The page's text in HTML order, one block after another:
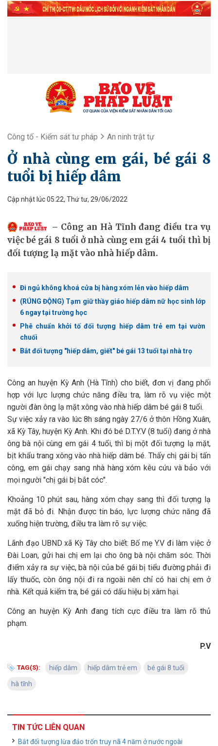
Công tố - Kiểm sát tư pháp An ninh trật tự
Ở nhà cùng em gái, bé gái 8
tuổi bị hiếp dâm
Cập nhật lúc 05:22, Thứ tư, 29/06/2022
Công an Hà Tĩnh đang điều tra vụ
việc bé gái 8 tuổi ở nhà cùng em gái 4 tuổi thì bị
đối tượng lạ mặt vào nhà hiếp dâm.
Đi ngủ không khoá cửa bị hàng xóm lẻn vào hiếp dâm
(RÚNG ĐỘNG) Tạm giữ thầy giáo hiếp dâm nữ học sinh lớp
6 ngay tại trường học
Phê chuẩn khởi tố đối tượng hiếp dâm trẻ em tại vườn
chuối
Bắt đối tượng "hiếp dâm, giết" bé gái 13 tuổi tại nhà trọ
Công an huyện Kỳ Anh (Hà Tĩnh) cho biết, đơn vị đang phối
hợp với lực lượng chức năng điều tra, làm rõ vụ việc một
người đàn ông lạ mặt xông vào nhà hiếp dâm bé gái 8 tuổi.
Sự việc xảy ra vào lúc 8h sáng ngày 27/6 ở thôn Hồng Xuân,
xã Kỳ Tây, huyện Kỳ Anh. Khi đó bé D.T.Y.V (8 tuổi) đang ở nhà
ông bà nội cùng em gái 4 tuổi, thì bị một đối tượng lạ mặt,
bịt khẩu trang xông vào nhà hiếp dâm bé. Thấy chị gái bị tấn
công, em gái chạy sang nhà hàng xóm kêu cứu và bảo với
mọi người "chị gái bị bắt cóc".
Khoảng 10 phút sau, hàng xóm chạy sang thì đối tượng lạ
mặt đã bỏ đi. Nhận được tin báo, lực lượng chức năng đã
xuống hiện trường, điều tra làm rõ sự việc.
Lãnh đạo UBND xã Kỳ Tây cho biết: Bố mẹ Y.V đi làm việc ở
Đài Loan, gửi hai chị em lại cho ông bà nội chăm sóc. Thời
điểm xảy ra sự việc, bà nội của bé gái bị tiểu đường phải đi
lấy thuốc, còn ông nội đi ra ngoài nên chỉ có hai chị em ở
nhà. Kết quả kiểm tra, bé gái có dấu hiệu bị xâm hại.
Công an huyện Kỳ Anh đang tích cực điều tra làm rõ thủ
phạm.
P.V
TAG(S): hiếp dâm hiếp dâm trẻ em bé gái 8 tuổi
hà tĩnh
TIN TỨC LIÊN QUAN
Bắt đối tượng lừa đảo trốn truy nã 4 năm ở nước ngoài